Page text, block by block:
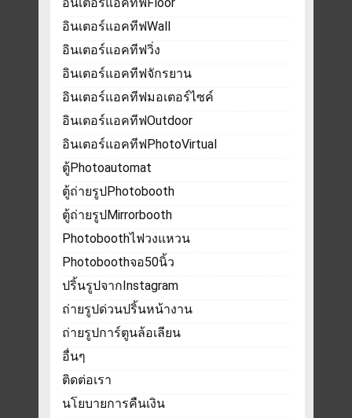
อินเตอร์แอคทีฟWall
อินเตอร์แอคทีฟวิ่ง
อินเตอร์แอคทีฟจักรยาน
อินเตอร์แอคทีฟมอเตอร์ไซค์
อินเตอร์แอคทีฟOutdoor
อินเตอร์แอคทีฟPhotoVirtual
ตู้Photoautomat
ตู้ถ่ายรูปPhotobooth
ตู้ถ่ายรูปMirrorbooth
Photoboothไฟวงแหวน
Photoboothจอ50นิ้ว
ปริ้นรูปจากInstagram
ถ่ายรูปด่วนปริ้นหน้างาน
ถ่ายรูปการ์ตูนล้อเลียน
อื่นๆ
ติดต่อเรา
นโยบายการคืนเงิน